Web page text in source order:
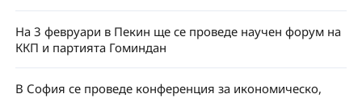
На 3 февруари в Пекин ще се проведе научен форум на
ККП и партията Гоминдан
В София се проведе конференция за икономическо,